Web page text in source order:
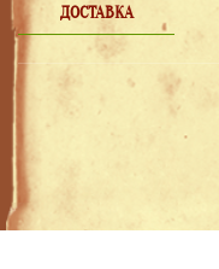
ДОСТАВКА